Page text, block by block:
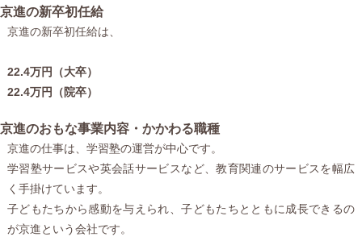
京進の新卒初任給
京進の新卒初任給は、
22.4万円（大卒）
22.4万円（院卒）
京進のおもな事業内容・かかわる職種
京進の仕事は、学習塾の運営が中心です。
学習塾サービスや英会話サービスなど、教育関連のサービスを幅広
く手掛けています。
子どもたちから感動を与えられ、子どもたちとともに成長できるの
が京進という会社です。